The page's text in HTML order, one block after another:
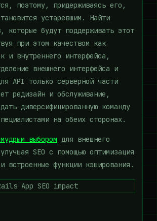
поэтому, придерживаясь его,
устаревшим. Найти
которые будут поддерживать этот
при этом качеством как
и внутреннего интерфейса,
внешнего интерфейса и
API только серверной части
редизайн и обслуживание,
диверсифицированную команду
на обеих сторонах.
выбором для внешнего
SEO с помощью оптимизация
встроенные функции кэширования.